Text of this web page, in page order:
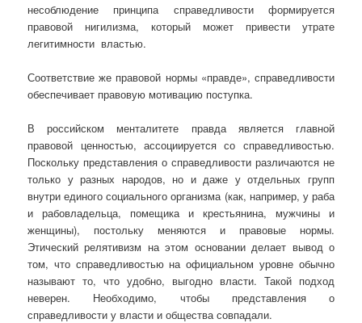
несоблюдение принципа справедливости формируется
правовой нигилизма, который может привести утрате
легитимности властью.
Соответствие же правовой нормы «правде», справедливости
обеспечивает правовую мотивацию поступка.
В российском менталитете правда является главной
правовой ценностью, ассоциируется со справедливостью.
Поскольку представления о справедливости различаются не
только у разных народов, но и даже у отдельных групп
внутри единого социального организма (как, например, у раба
и рабовладельца, помещика и крестьянина, мужчины и
женщины), постольку меняются и правовые нормы.
Этический релятивизм на этом основании делает вывод о
том, что справедливостью на официальном уровне обычно
называют то, что удобно, выгодно власти. Такой подход
неверен. Необходимо, чтобы представления о
справедливости у власти и общества совпадали.